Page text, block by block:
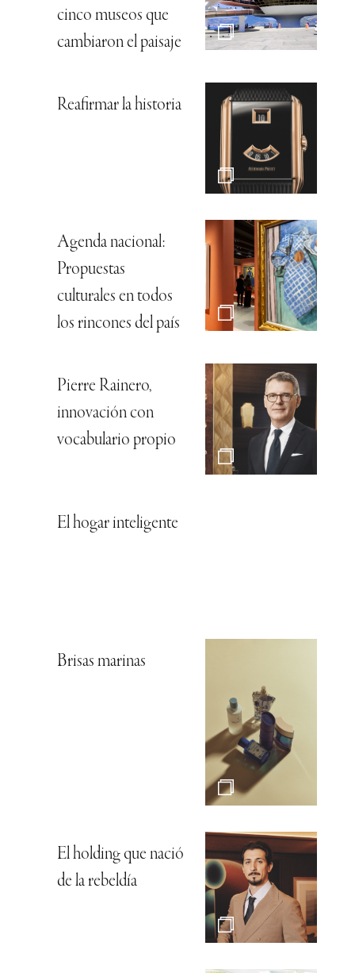
cinco museos que
cambiaron el paisaje
Reafirmar la historia
Agenda nacional:
Propuestas
culturales en todos
los rincones del país
Pierre Rainero,
innovación con
vocabulario propio
El hogar inteligente
Brisas marinas
El holding que nació
de la rebeldía